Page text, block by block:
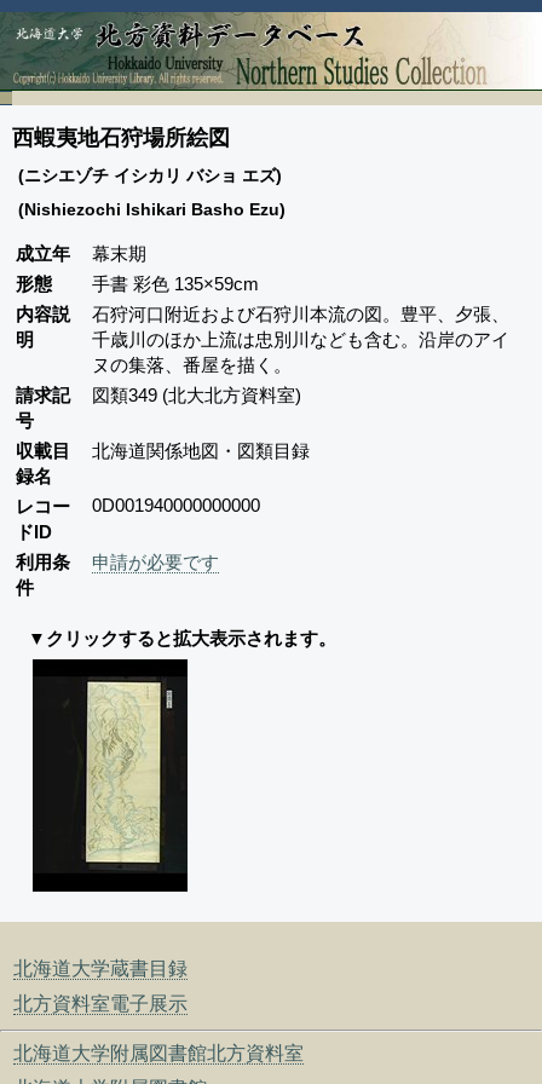
北海道大学蔵書目録
北方資料室電子展示
北海道大学附属図書館北方資料室
西蝦夷地石狩場所絵図
(ニシエゾチ イシカリ バショ エズ)
(Nishiezochi Ishikari Basho Ezu)
成立年
幕末期
形態
手書 彩色 135×59cm
内容説
明
石狩河口附近および石狩川本流の図。豊平、夕張、
千歳川のほか上流は忠別川なども含む。沿岸のアイ
ヌの集落、番屋を描く。
請求記
号
図類349 (北大北方資料室)
収載目
録名
北海道関係地図・図類目録
レコー
ドID
0D001940000000000
利用条
件
申請が必要です
▼クリックすると拡大表示されます。